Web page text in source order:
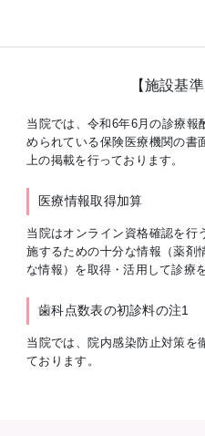
【施設基
当院では、令和6年6月の診療報
められている保険医療機関の書
上の掲載を行っております。
医療情報取得加算
当院はオンライン資格確認を行
施するための十分な情報（薬剤
な情報）を取得・活用して診療
歯科点数表の初診料の注1
当院では、院内感染防止対策を
ております。